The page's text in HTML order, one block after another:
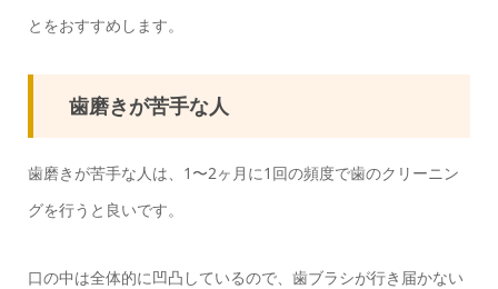
とをおすすめします。
歯磨きが苦手な人
歯磨きが苦手な人は、1〜2ヶ月に1回の頻度で歯のクリーニン
グを行うと良いです。
口の中は全体的に凹凸しているので、歯ブラシが行き届かない